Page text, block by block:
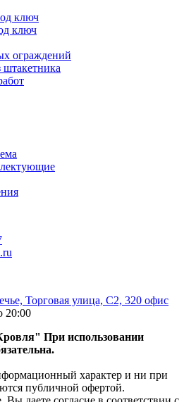
ключ
ключ
ограждений
Торговая улица, С2, 320 офис
20:00
При использовании
характер и ни при
публичной офертой.